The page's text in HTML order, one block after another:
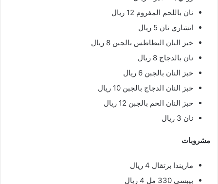
نان باللحم المفروم 12 ريال
اتشاري نان 5 ريال
خبز النان البطاطس بالجبن 8 ريال
نان بالدجاج 8 ريال
خبز النان بالجبن 6 ريال
خبز النان الدجاج بالجبن 10 ريال
خبز النان الحم بالجبن 12 ريال
نان 3 ريال
مشروبات
ماريندا برتقال 4 ريال
بيبسي 330 مل 4 ريال